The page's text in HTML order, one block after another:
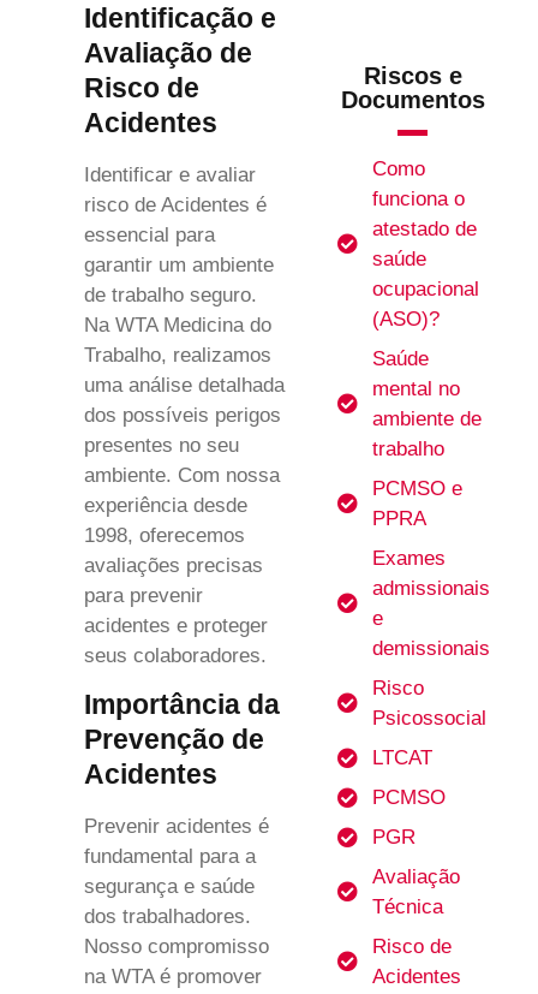
Identificação e
Avaliação de
Risco de
Acidentes
Identificar e avaliar
risco de Acidentes é
essencial para
garantir um ambiente
de trabalho seguro.
Na WTA Medicina do
Trabalho, realizamos
uma análise detalhada
dos possíveis perigos
presentes no seu
ambiente. Com nossa
experiência desde
1998, oferecemos
avaliações precisas
para prevenir
acidentes e proteger
seus colaboradores.
Importância da
Prevenção de
Acidentes
Prevenir acidentes é
fundamental para a
segurança e saúde
dos trabalhadores.
Nosso compromisso
na WTA é promover
Riscos e
Documentos
Como
funciona o
atestado de
saúde
ocupacional
(ASO)?
Saúde
mental no
ambiente de
trabalho
PCMSO e
PPRA
Exames
admissionais
e
demissionais
Risco
Psicossocial
LTCAT
PCMSO
PGR
Avaliação
Técnica
Risco de
Acidentes